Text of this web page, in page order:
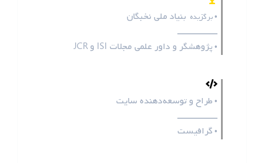
• برگزیده بنیاد ملی نخبگان
ـــــــــــــــــ
• پژوهشگر و داور علمی مجلات ISI وJCR
• طراح و توسعه‌دهنده سایت
ـــــــــــــــــ
• گرافیست